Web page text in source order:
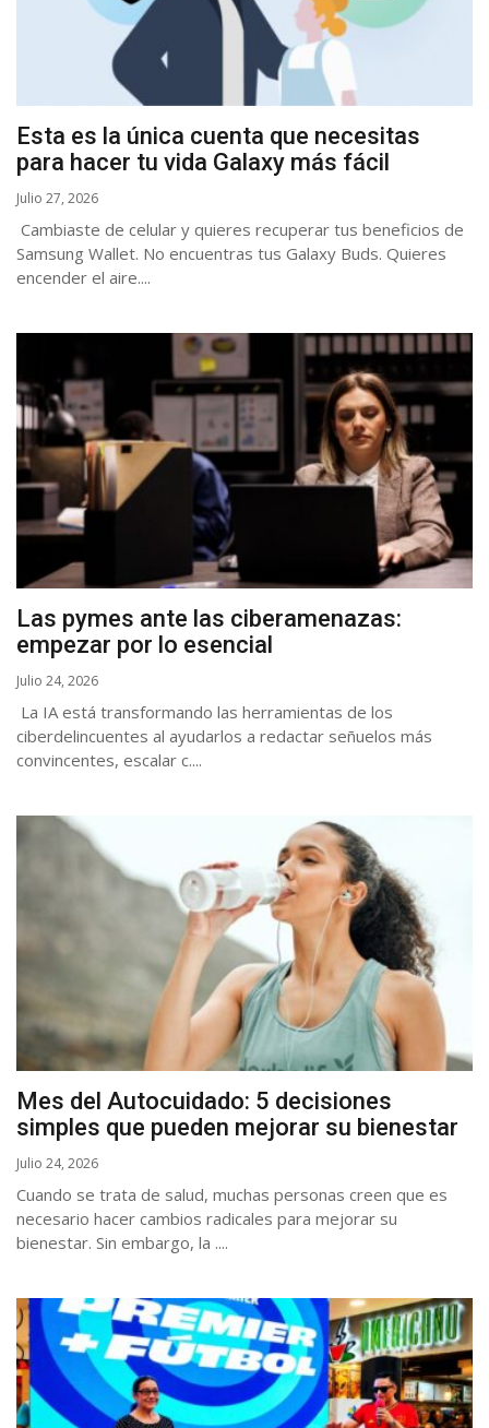
Esta es la única cuenta que necesitas
para hacer tu vida Galaxy más fácil
Julio 27, 2026
Cambiaste de celular y quieres recuperar tus beneficios de
Samsung Wallet. No encuentras tus Galaxy Buds. Quieres
encender el aire....
Las pymes ante las ciberamenazas:
empezar por lo esencial
Julio 24, 2026
La IA está transformando las herramientas de los
ciberdelincuentes al ayudarlos a redactar señuelos más
convincentes, escalar c....
Mes del Autocuidado: 5 decisiones
simples que pueden mejorar su bienestar
Julio 24, 2026
Cuando se trata de salud, muchas personas creen que es
necesario hacer cambios radicales para mejorar su
bienestar. Sin embargo, la ....